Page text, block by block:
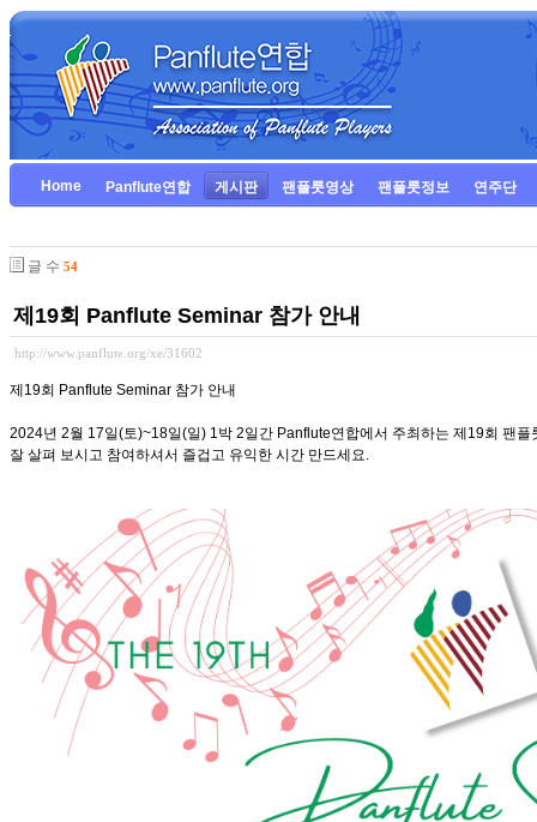
Home Panflute연합 게시판 팬플룻영상 팬플룻정보 연주단
글 수 54
제19회 Panflute Seminar 참가 안내
http://www.panflute.org/xe/31602
제19회 Panflute Seminar 참가 안내
2024년 2월 17일(토)~18일(일) 1박 2일간 Panflute연합에서 주최하는 제19회 팬플
잘 살펴 보시고 참여하셔서 즐겁고 유익한 시간 만드세요.